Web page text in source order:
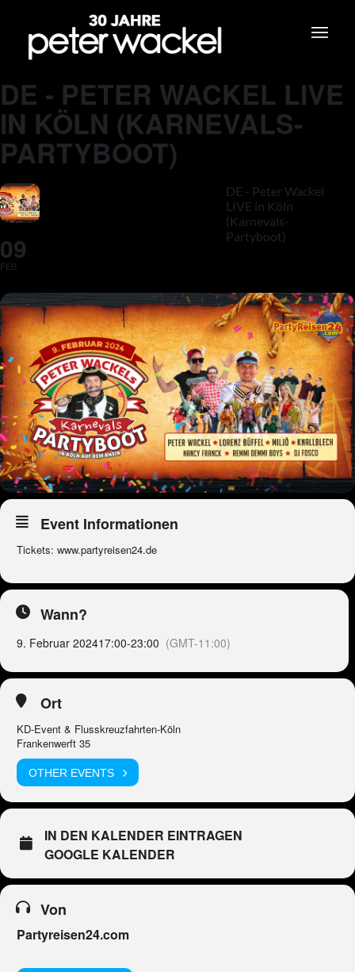
DE - PETER WACKEL LIVE
IN KÖLN (KARNEVALS-
PARTYBOOT)
09
FEB
DE - Peter Wackel
LIVE in Köln
(Karnevals-
Partyboot)
Event Informationen
Tickets: www.partyreisen24.de
Wann?
9. Februar 202417:00-23:00 (GMT-11:00)
Ort
KD-Event & Flusskreuzfahrten-Köln
Frankenwerft 35
OTHER EVENTS
IN DEN KALENDER EINTRAGEN
GOOGLE KALENDER
Von
Partyreisen24.com